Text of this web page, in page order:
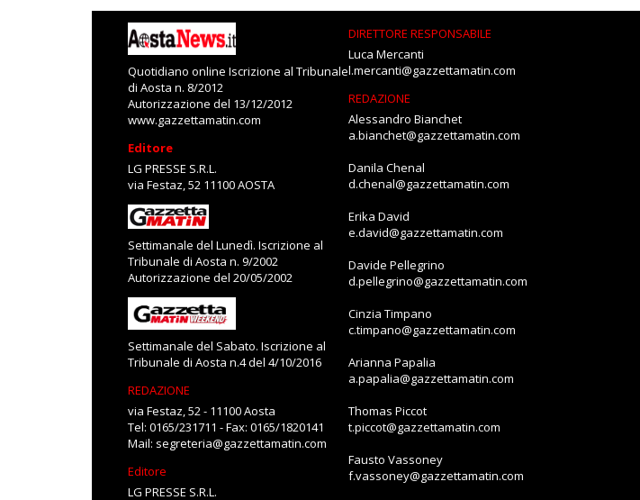
Quotidiano online Iscrizione al Tribunale
di Aosta n. 8/2012
Autorizzazione del 13/12/2012
www.gazzettamatin.com
Editore
LG PRESSE S.R.L.
via Festaz, 52 11100 AOSTA
Settimanale del Lunedì. Iscrizione al
Tribunale di Aosta n. 9/2002
Autorizzazione del 20/05/2002
Settimanale del Sabato. Iscrizione al
Tribunale di Aosta n.4 del 4/10/2016
REDAZIONE
via Festaz, 52 - 11100 Aosta
Tel: 0165/231711 - Fax: 0165/1820141
Mail: segreteria@gazzettamatin.com
Editore
LG PRESSE S.R.L.
DIRETTORE RESPONSABILE
Luca Mercanti
l.mercanti@gazzettamatin.com
REDAZIONE
Alessandro Bianchet
a.bianchet@gazzettamatin.com
Danila Chenal
d.chenal@gazzettamatin.com
Erika David
e.david@gazzettamatin.com
Davide Pellegrino
d.pellegrino@gazzettamatin.com
Cinzia Timpano
c.timpano@gazzettamatin.com
Arianna Papalia
a.papalia@gazzettamatin.com
Thomas Piccot
t.piccot@gazzettamatin.com
Fausto Vassoney
f.vassoney@gazzettamatin.com